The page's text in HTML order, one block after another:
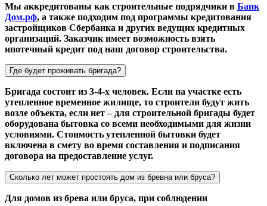
Мы аккредитованы как строительные подрядчики в Банк
Дом.рф, а также подходим под программы кредитования
застройщиков Сбербанка и других ведущих кредитных
организаций. Заказчик имеет возможность взять
ипотечный кредит под наш договор строительства.
Где будет проживать бригада?
Бригада состоит из 3-4-х человек. Если на участке есть
утепленное временное жилище, то строители будут жить
возле объекта, если нет – для строительной бригады будет
оборудована бытовка со всеми необходимыми для жизни
условиями. Стоимость утепленной бытовки будет
включена в смету во время составления и подписания
договора на предоставление услуг.
Сколько лет может простоять дом из бревна или бруса?
Для домов из брева или бруса, при соблюдении